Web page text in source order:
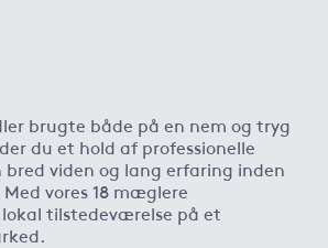
brugte både på en nem og tryg
du et hold af professionelle
viden og lang erfaring inden
vores 18 mæglere
tilstedeværelse på et